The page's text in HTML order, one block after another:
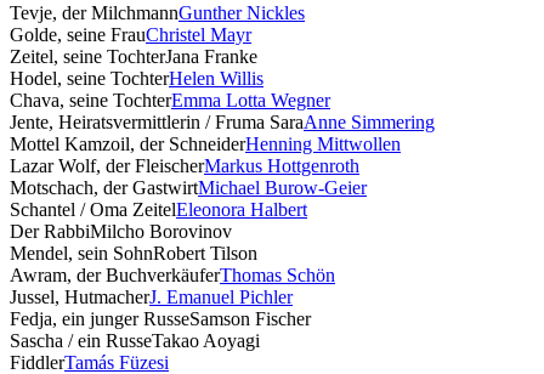
Tevje, der MilchmannGunther Nickles
Golde, seine FrauChristel Mayr
Zeitel, seine TochterJana Franke
Hodel, seine TochterHelen Willis
Chava, seine TochterEmma Lotta Wegner
Jente, Heiratsvermittlerin / Fruma SaraAnne Simmering
Mottel Kamzoil, der SchneiderHenning Mittwollen
Lazar Wolf, der FleischerMarkus Hottgenroth
Motschach, der GastwirtMichael Burow-Geier
Schantel / Oma ZeitelEleonora Halbert
Der RabbiMilcho Borovinov
Mendel, sein SohnRobert Tilson
Awram, der BuchverkäuferThomas Schön
Jussel, HutmacherJ. Emanuel Pichler
Fedja, ein junger RusseSamson Fischer
Sascha / ein RusseTakao Aoyagi
FiddlerTamás Füzesi